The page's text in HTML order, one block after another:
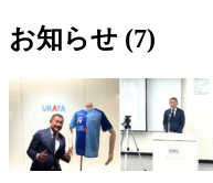
お知らせ (7)